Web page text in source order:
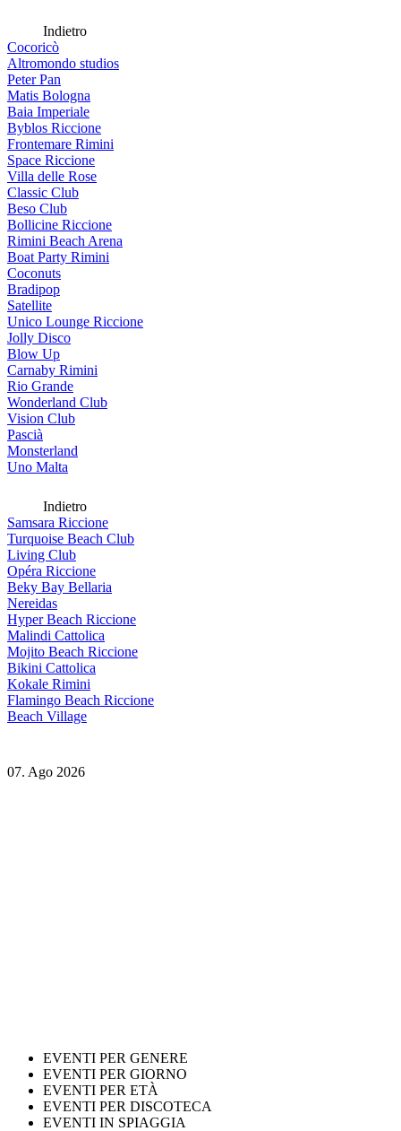
Indietro
Cocoricò
Altromondo studios
Peter Pan
Matis Bologna
Baia Imperiale
Byblos Riccione
Frontemare Rimini
Space Riccione
Villa delle Rose
Classic Club
Beso Club
Bollicine Riccione
Rimini Beach Arena
Boat Party Rimini
Coconuts
Bradipop
Satellite
Unico Lounge Riccione
Jolly Disco
Blow Up
Carnaby Rimini
Rio Grande
Wonderland Club
Vision Club
Pascià
Monsterland
Uno Malta
Indietro
Samsara Riccione
Turquoise Beach Club
Living Club
Opéra Riccione
Beky Bay Bellaria
Nereidas
Hyper Beach Riccione
Malindi Cattolica
Mojito Beach Riccione
Bikini Cattolica
Kokale Rimini
Flamingo Beach Riccione
Beach Village
07. Ago 2026
EVENTI PER GENERE
EVENTI PER GIORNO
EVENTI PER ETÀ
EVENTI PER DISCOTECA
EVENTI IN SPIAGGIA